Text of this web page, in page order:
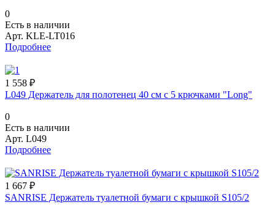
0
Есть в наличии
Арт. KLE-LT016
Подробнее
1 558 ₽
L049 Держатель для полотенец 40 см с 5 крючками "Long"
0
Есть в наличии
Арт. L049
Подробнее
1 667 ₽
SANRISE Держатель туалетной бумаги с крышкой S105/2